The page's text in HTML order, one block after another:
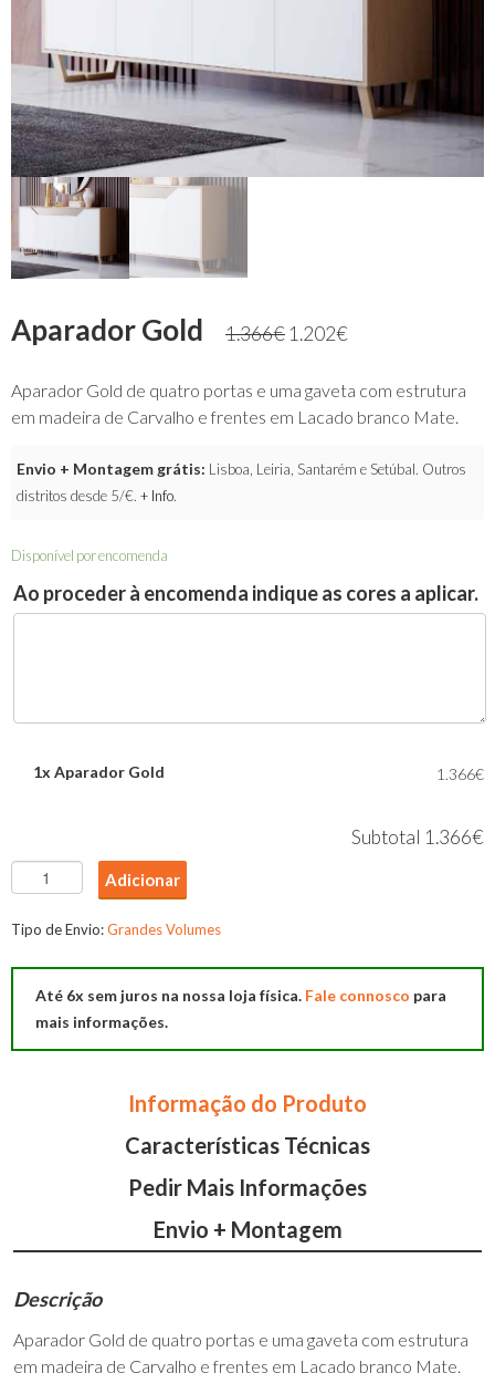
Aparador Gold 1.366€ 1.202€
Aparador Gold de quatro portas e uma gaveta com estrutura
em madeira de Carvalho e frentes em Lacado branco Mate.
Envio + Montagem grátis: Lisboa, Leiria, Santarém e Setúbal. Outros
distritos desde 5/€. + Info.
Disponível por encomenda
Ao proceder à encomenda indique as cores a aplicar.
1x Aparador Gold 1.366€
Subtotal 1.366€
Quantidade
de
Aparador
Adicionar
Tipo de Envio:Grandes Volumes
Até 6x sem juros na nossa loja física. Fale connosco para
mais informações.
Informação do Produto
Características Técnicas
Pedir Mais Informações
Envio + Montagem
Descrição
Aparador Gold de quatro portas e uma gaveta com estrutura
em madeira de Carvalho e frentes em Lacado branco Mate.